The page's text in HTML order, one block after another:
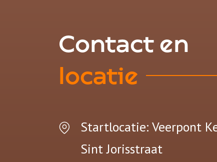
Contact en
locatie
Startlocatie: Veerpont
Sint Jorisstraat